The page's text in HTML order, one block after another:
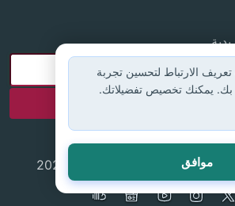
لموقع إسلام أون لاين © 2025
الارتباط لتحسين تجربة
بك. يمكنك تخصيص تفضيلاتك.
موافق